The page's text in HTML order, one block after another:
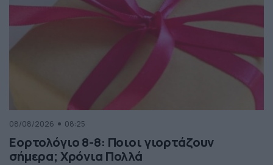
08/08/2026 08:25
Εορτολόγιο 8-8: Ποιοι γιορτάζουν
σήμερα; Χρόνια Πολλά